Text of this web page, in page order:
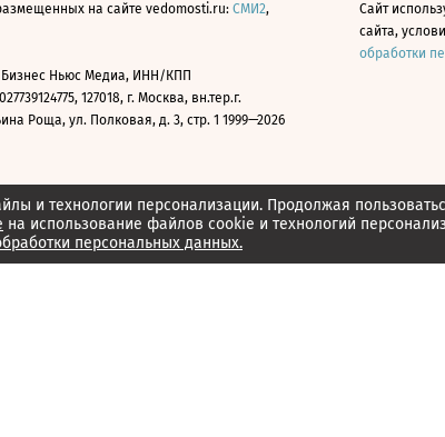
и технологии персонализации. Продолжая
на использование файлов cookie и технологий
персональных данных.
на сайте vedomosti.ru: СМИ2,
Ньюс Медиа, ИНН/КПП
127018, г. Москва, вн.тер.г.
Роща, ул. Полковая, д. 3, стр. 1 1999—2026
Сайт
сайта,
обработки